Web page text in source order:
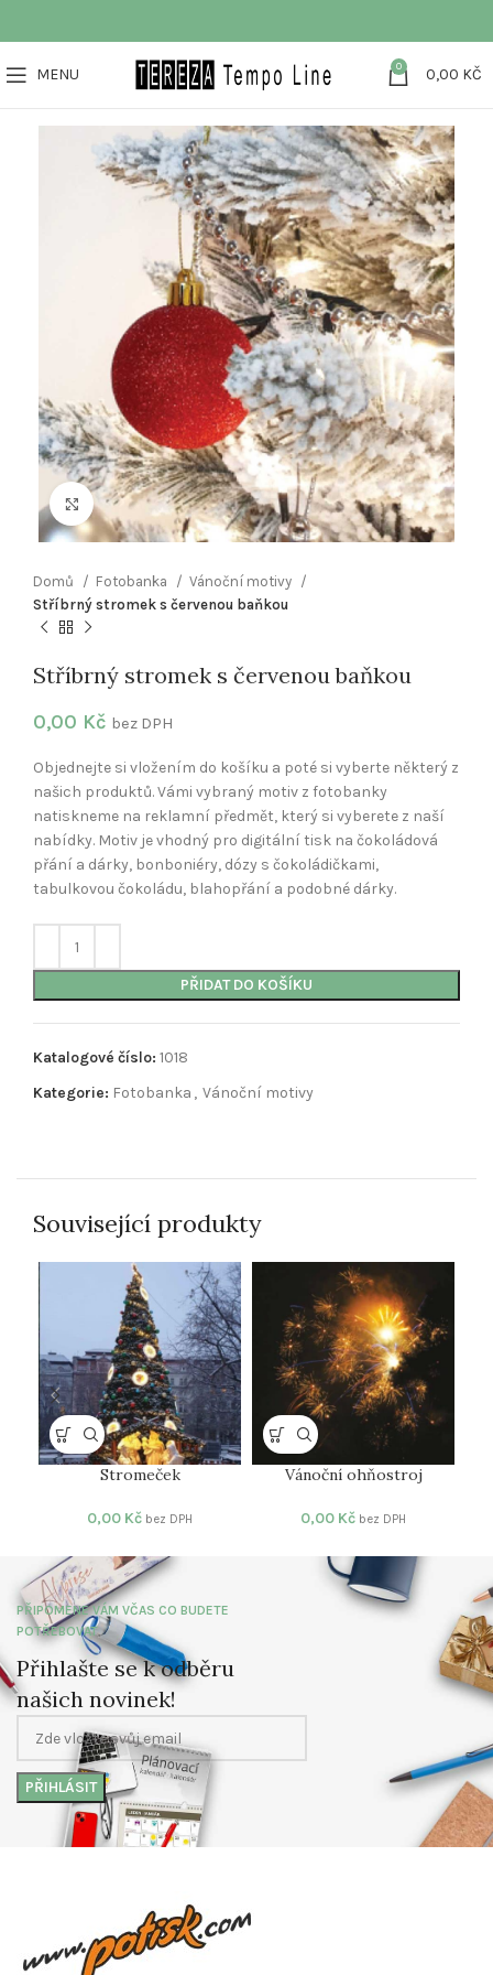
MENU 0 0,00 KČ
Klikněte pro zvětšení
Domů Fotobanka
Vánoční motivy
Stříbrný stromek s červenou baňkou
Stříbrný stromek s červenou baňkou
0,00 Kč bez DPH
Objednejte si vložením do košíku a poté si vyberte některý z
našich produktů. Vámi vybraný motiv z fotobanky
natiskneme na reklamní předmět, který si vyberete z naší
nabídky. Motiv je vhodný pro digitální tisk na čokoládová
přání a dárky, bonboniéry, dózy s čokoládičkami,
tabulkovou čokoládu, blahopřání a podobné dárky.
PŘIDAT DO KOŠÍKU
Katalogové číslo: 1018
Kategorie: Fotobanka , Vánoční motivy
Související produkty
Stromeček
0,00 Kč bez DPH
Vánoční ohňostroj
0,00 Kč bez DPH
PŘIPOMENE VÁM VČAS CO BUDETE
POTŘEBOVAT
Přihlašte se k odběru
našich novinek!